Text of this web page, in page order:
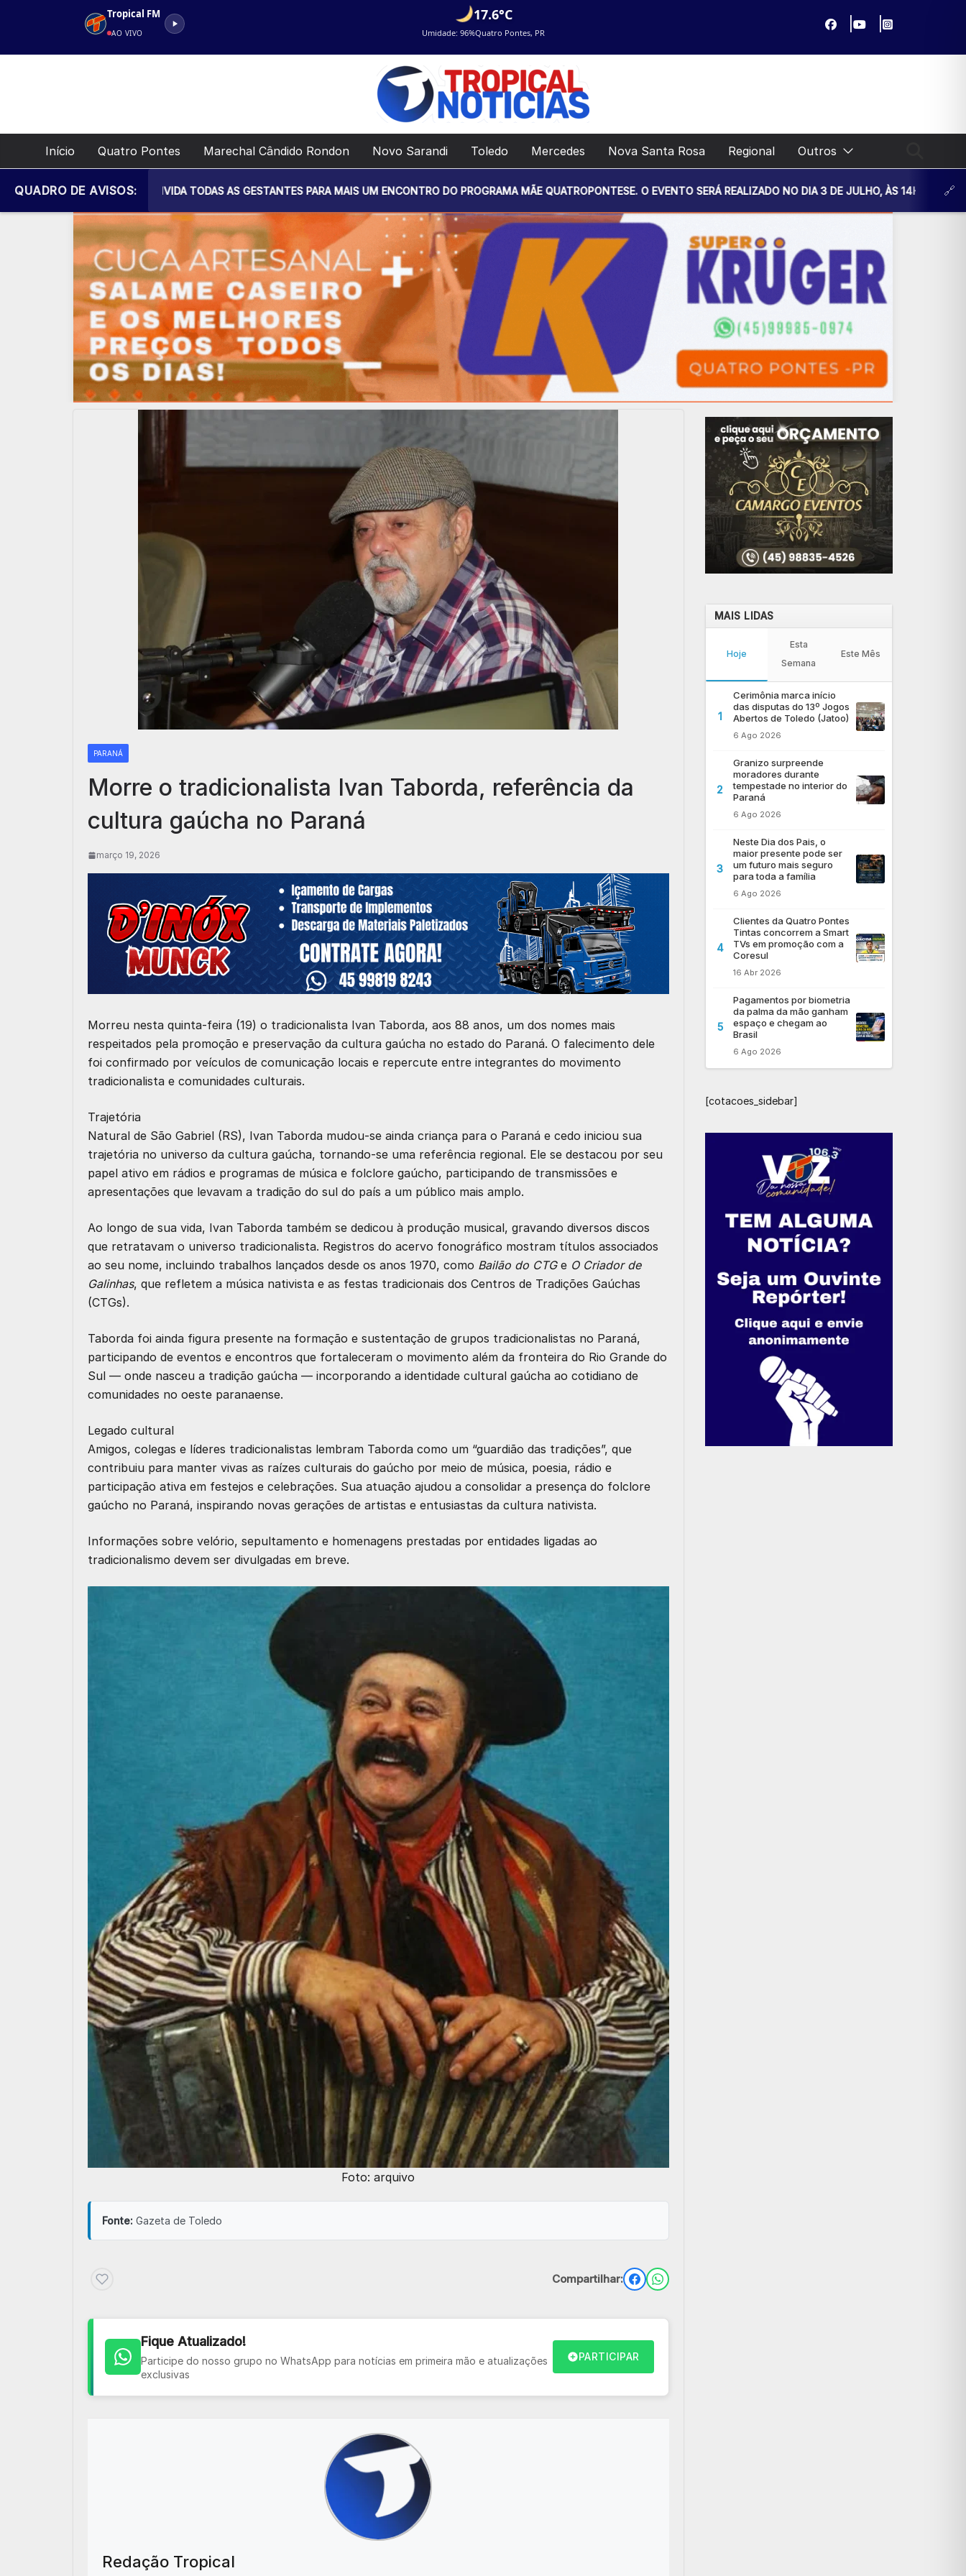
Tropical FM
AO VIVO
17.6°C
Umidade: 96%Quatro Pontes, PR
Início Quatro Pontes Marechal Cândido Rondon Novo Sarandi Toledo Mercedes Nova Santa Rosa Regional Outros
QUADRO DE AVISOS:
SAÚDE CONVIDA TODAS AS GESTANTES PARA MAIS UM ENCONTRO DO PROGRAMA MÃE QUATROPONTESE. O EVENTO SERÁ REALIZADO NO DIA 3 DE JULHO, ÀS 14H30, NA UNIDADE
PARANÁ
Morre o tradicionalista Ivan Taborda, referência da
cultura gaúcha no Paraná
março 19, 2026
Morreu nesta quinta‑feira (19) o tradicionalista Ivan Taborda, aos 88 anos, um dos nomes mais
respeitados pela promoção e preservação da cultura gaúcha no estado do Paraná. O falecimento dele
foi confirmado por veículos de comunicação locais e repercute entre integrantes do movimento
tradicionalista e comunidades culturais.
Trajetória
Natural de São Gabriel (RS), Ivan Taborda mudou‑se ainda criança para o Paraná e cedo iniciou sua
trajetória no universo da cultura gaúcha, tornando‑se uma referência regional. Ele se destacou por seu
papel ativo em rádios e programas de música e folclore gaúcho, participando de transmissões e
apresentações que levavam a tradição do sul do país a um público mais amplo.
Ao longo de sua vida, Ivan Taborda também se dedicou à produção musical, gravando diversos discos
que retratavam o universo tradicionalista. Registros do acervo fonográfico mostram títulos associados
ao seu nome, incluindo trabalhos lançados desde os anos 1970, como Bailão do CTGe O Criador de
Galinhas, que refletem a música nativista e as festas tradicionais dos Centros de Tradições Gaúchas
(CTGs).
Taborda foi ainda figura presente na formação e sustentação de grupos tradicionalistas no Paraná,
participando de eventos e encontros que fortaleceram o movimento além da fronteira do Rio Grande do
Sul — onde nasceu a tradição gaúcha — incorporando a identidade cultural gaúcha ao cotidiano de
comunidades no oeste paranaense.
Legado cultural
Amigos, colegas e líderes tradicionalistas lembram Taborda como um “guardião das tradições”, que
contribuiu para manter vivas as raízes culturais do gaúcho por meio de música, poesia, rádio e
participação ativa em festejos e celebrações. Sua atuação ajudou a consolidar a presença do folclore
gaúcho no Paraná, inspirando novas gerações de artistas e entusiastas da cultura nativista.
Informações sobre velório, sepultamento e homenagens prestadas por entidades ligadas ao
tradicionalismo devem ser divulgadas em breve.
Foto: arquivo
Fonte: Gazeta de Toledo
Compartilhar:
Fique Atualizado!
Participe do nosso grupo no WhatsApp para notícias em primeira mão e atualizações
exclusivas
PARTICIPAR
Redação Tropical
MAIS LIDAS
Hoje
Esta
Semana
Este Mês
1
Cerimônia marca início
das disputas do 13º Jogos
Abertos de Toledo (Jatoo)
6 Ago 2026
2
Granizo surpreende
moradores durante
tempestade no interior do
Paraná
6 Ago 2026
3
Neste Dia dos Pais, o
maior presente pode ser
um futuro mais seguro
para toda a família
6 Ago 2026
4
Clientes da Quatro Pontes
Tintas concorrem a Smart
TVs em promoção com a
Coresul
16 Abr 2026
5
Pagamentos por biometria
da palma da mão ganham
espaço e chegam ao
Brasil
6 Ago 2026
[cotacoes_sidebar]